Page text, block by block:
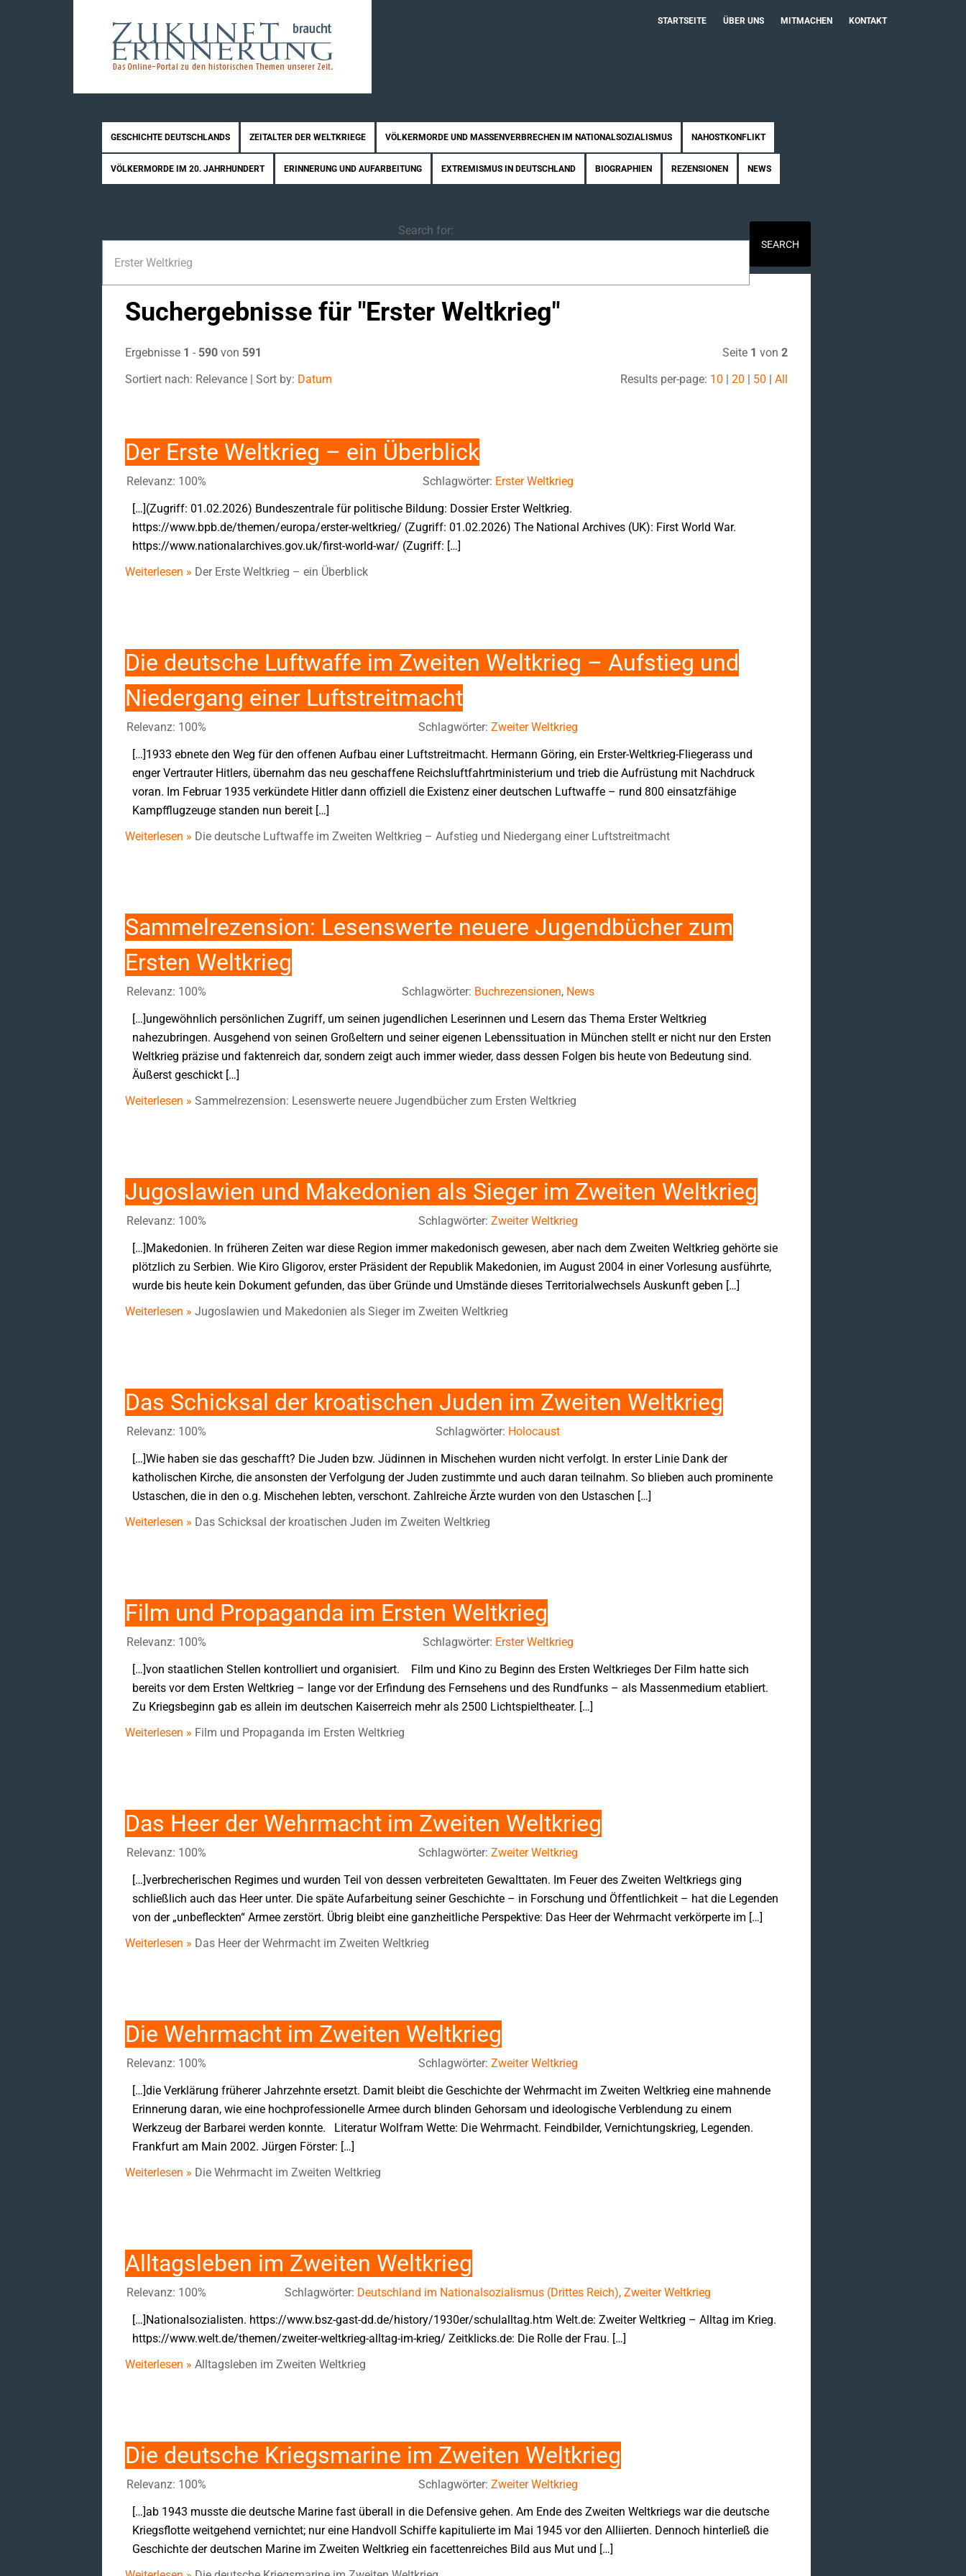
STARTSEITE ÜBER UNS MITMACHEN KONTAKT
GESCHICHTE DEUTSCHLANDS ZEITALTER DER WELTKRIEGE VÖLKERMORDE UND MASSENVERBRECHEN IM NATIONALSOZIALISMUS NAHOSTKONFLIKT
VÖLKERMORDE IM 20. JAHRHUNDERT ERINNERUNG UND AUFARBEITUNG EXTREMISMUS IN DEUTSCHLAND BIOGRAPHIEN REZENSIONEN NEWS
Search for:
Suchergebnisse für "Erster Weltkrieg"
Ergebnisse 1 - 590 von 591 Seite 1 von 2
Sortiert nach: Relevance | Sort by: Datum Results per-page: 10 | 20 | 50 | All
Der Erste Weltkrieg – ein Überblick
Relevanz: 100% Schlagwörter: Erster Weltkrieg
[…](Zugriff: 01.02.2026) Bundeszentrale für politische Bildung: Dossier Erster Weltkrieg.
https://www.bpb.de/themen/europa/erster-weltkrieg/ (Zugriff: 01.02.2026) The National Archives (UK): First World War.
https://www.nationalarchives.gov.uk/first-world-war/ (Zugriff: […]
Weiterlesen » Der Erste Weltkrieg – ein Überblick
Die deutsche Luftwaffe im Zweiten Weltkrieg – Aufstieg und
Niedergang einer Luftstreitmacht
Relevanz: 100% Schlagwörter: Zweiter Weltkrieg
[…]1933 ebnete den Weg für den offenen Aufbau einer Luftstreitmacht. Hermann Göring, ein Erster-Weltkrieg-Fliegerass und
enger Vertrauter Hitlers, übernahm das neu geschaffene Reichsluftfahrtministerium und trieb die Aufrüstung mit Nachdruck
voran. Im Februar 1935 verkündete Hitler dann offiziell die Existenz einer deutschen Luftwaffe – rund 800 einsatzfähige
Kampfflugzeuge standen nun bereit […]
Weiterlesen » Die deutsche Luftwaffe im Zweiten Weltkrieg – Aufstieg und Niedergang einer Luftstreitmacht
Sammelrezension: Lesenswerte neuere Jugendbücher zum
Ersten Weltkrieg
Relevanz: 100% Schlagwörter: Buchrezensionen, News
[…]ungewöhnlich persönlichen Zugriff, um seinen jugendlichen Leserinnen und Lesern das Thema Erster Weltkrieg
nahezubringen. Ausgehend von seinen Großeltern und seiner eigenen Lebenssituation in München stellt er nicht nur den Ersten
Weltkrieg präzise und faktenreich dar, sondern zeigt auch immer wieder, dass dessen Folgen bis heute von Bedeutung sind.
Äußerst geschickt […]
Weiterlesen » Sammelrezension: Lesenswerte neuere Jugendbücher zum Ersten Weltkrieg
Jugoslawien und Makedonien als Sieger im Zweiten Weltkrieg
Relevanz: 100% Schlagwörter: Zweiter Weltkrieg
[…]Makedonien. In früheren Zeiten war diese Region immer makedonisch gewesen, aber nach dem Zweiten Weltkrieg gehörte sie
plötzlich zu Serbien. Wie Kiro Gligorov, erster Präsident der Republik Makedonien, im August 2004 in einer Vorlesung ausführte,
wurde bis heute kein Dokument gefunden, das über Gründe und Umstände dieses Territorialwechsels Auskunft geben […]
Weiterlesen » Jugoslawien und Makedonien als Sieger im Zweiten Weltkrieg
Das Schicksal der kroatischen Juden im Zweiten Weltkrieg
Relevanz: 100% Schlagwörter: Holocaust
[…]Wie haben sie das geschafft? Die Juden bzw. Jüdinnen in Mischehen wurden nicht verfolgt. In erster Linie Dank der
katholischen Kirche, die ansonsten der Verfolgung der Juden zustimmte und auch daran teilnahm. So blieben auch prominente
Ustaschen, die in den o.g. Mischehen lebten, verschont. Zahlreiche Ärzte wurden von den Ustaschen […]
Weiterlesen » Das Schicksal der kroatischen Juden im Zweiten Weltkrieg
Film und Propaganda im Ersten Weltkrieg
Relevanz: 100% Schlagwörter: Erster Weltkrieg
[…]von staatlichen Stellen kontrolliert und organisiert. Film und Kino zu Beginn des Ersten Weltkrieges Der Film hatte sich
bereits vor dem Ersten Weltkrieg – lange vor der Erfindung des Fernsehens und des Rundfunks – als Massenmedium etabliert.
Zu Kriegsbeginn gab es allein im deutschen Kaiserreich mehr als 2500 Lichtspieltheater. […]
Weiterlesen » Film und Propaganda im Ersten Weltkrieg
Das Heer der Wehrmacht im Zweiten Weltkrieg
Relevanz: 100% Schlagwörter: Zweiter Weltkrieg
[…]verbrecherischen Regimes und wurden Teil von dessen verbreiteten Gewalttaten. Im Feuer des Zweiten Weltkriegs ging
schließlich auch das Heer unter. Die späte Aufarbeitung seiner Geschichte – in Forschung und Öffentlichkeit – hat die Legenden
von der „unbefleckten“ Armee zerstört. Übrig bleibt eine ganzheitliche Perspektive: Das Heer der Wehrmacht verkörperte im […]
Weiterlesen » Das Heer der Wehrmacht im Zweiten Weltkrieg
Die Wehrmacht im Zweiten Weltkrieg
Relevanz: 100% Schlagwörter: Zweiter Weltkrieg
[…]die Verklärung früherer Jahrzehnte ersetzt. Damit bleibt die Geschichte der Wehrmacht im Zweiten Weltkrieg eine mahnende
Erinnerung daran, wie eine hochprofessionelle Armee durch blinden Gehorsam und ideologische Verblendung zu einem
Werkzeug der Barbarei werden konnte. Literatur Wolfram Wette: Die Wehrmacht. Feindbilder, Vernichtungskrieg, Legenden.
Frankfurt am Main 2002. Jürgen Förster: […]
Weiterlesen » Die Wehrmacht im Zweiten Weltkrieg
Alltagsleben im Zweiten Weltkrieg
Relevanz: 100% Schlagwörter: Deutschland im Nationalsozialismus (Drittes Reich), Zweiter Weltkrieg
[…]Nationalsozialisten. https://www.bsz-gast-dd.de/history/1930er/schulalltag.htm Welt.de: Zweiter Weltkrieg – Alltag im Krieg.
https://www.welt.de/themen/zweiter-weltkrieg-alltag-im-krieg/ Zeitklicks.de: Die Rolle der Frau. […]
Weiterlesen » Alltagsleben im Zweiten Weltkrieg
Die deutsche Kriegsmarine im Zweiten Weltkrieg
Relevanz: 100% Schlagwörter: Zweiter Weltkrieg
[…]ab 1943 musste die deutsche Marine fast überall in die Defensive gehen. Am Ende des Zweiten Weltkriegs war die deutsche
Kriegsflotte weitgehend vernichtet; nur eine Handvoll Schiffe kapitulierte im Mai 1945 vor den Alliierten. Dennoch hinterließ die
Geschichte der deutschen Marine im Zweiten Weltkrieg ein facettenreiches Bild aus Mut und […]